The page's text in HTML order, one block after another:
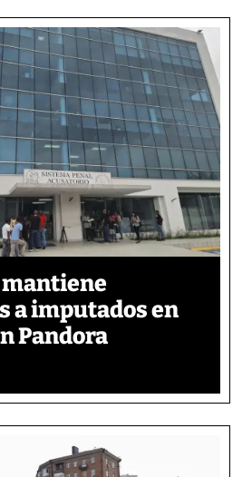
a imputados en
Pandora